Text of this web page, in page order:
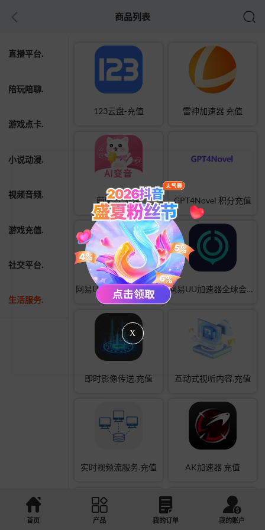
商品列表
直播平台.
陪玩陪聊.
游戏点卡.
小说动漫.
视频音频.
游戏充值.
社交平台.
生活服务.
123云盘-充值 雷神加速器 充值
萌配音-充值 GPT4Novel 积分充值
网易UU加速器会员充值 网易UU加速器全球会员充值
即时影像传送.充值 互动式视听内容.充值
实时视频流服务.充值 AK加速器 充值
首页 产品 我的订单 我的账户
X